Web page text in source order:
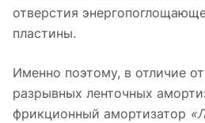
отверстия
пластины.
Именно поэтому, в отличие от
разрывных ленточных
фрикционный амортизатор